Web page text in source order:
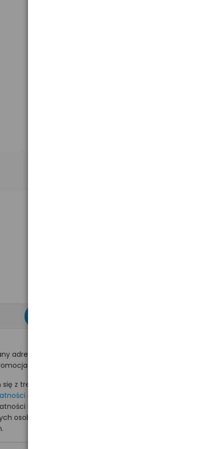
adres e-mail
na hurt.com.pl.
z treścią i akceptuję
i wyrażam zgodę
osobowych na